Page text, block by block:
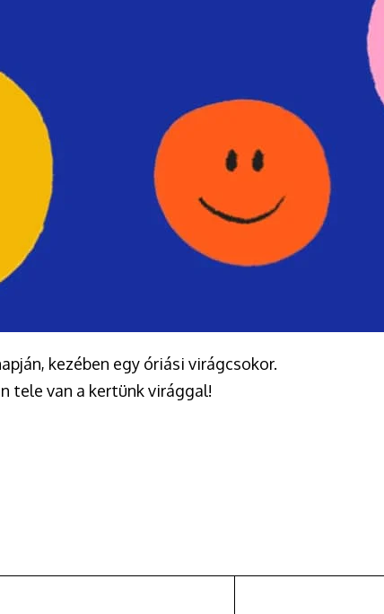
kezében egy óriási virágcsokor.
tele van a kertünk virággal!